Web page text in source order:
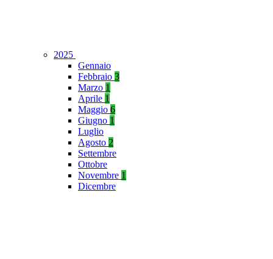
2025
Gennaio
Febbraio 3
Marzo 1
Aprile 1
Maggio 6
Giugno 1
Luglio
Agosto 2
Settembre
Ottobre
Novembre 1
Dicembre